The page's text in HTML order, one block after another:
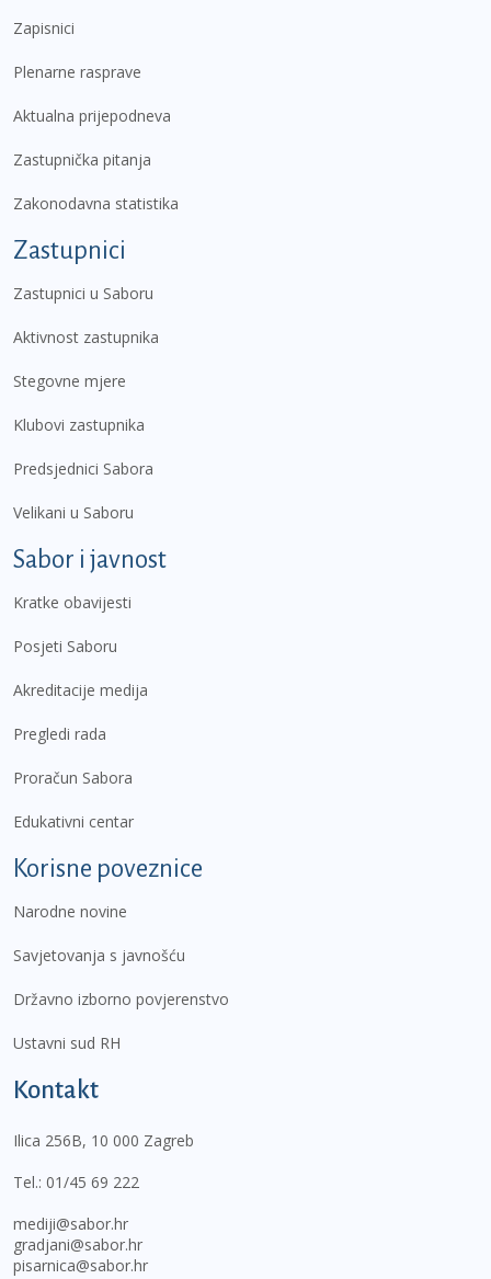
Zapisnici
Plenarne rasprave
Aktualna prijepodneva
Zastupnička pitanja
Zakonodavna statistika
Zastupnici
Zastupnici u Saboru
Aktivnost zastupnika
Stegovne mjere
Klubovi zastupnika
Predsjednici Sabora
Velikani u Saboru
Sabor i javnost
Kratke obavijesti
Posjeti Saboru
Akreditacije medija
Pregledi rada
Proračun Sabora
Edukativni centar
Korisne poveznice
Narodne novine
Savjetovanja s javnošću
Državno izborno povjerenstvo
Ustavni sud RH
Kontakt
Ilica 256B, 10 000 Zagreb
Tel.: 01/45 69 222
mediji@sabor.hr
gradjani@sabor.hr
pisarnica@sabor.hr